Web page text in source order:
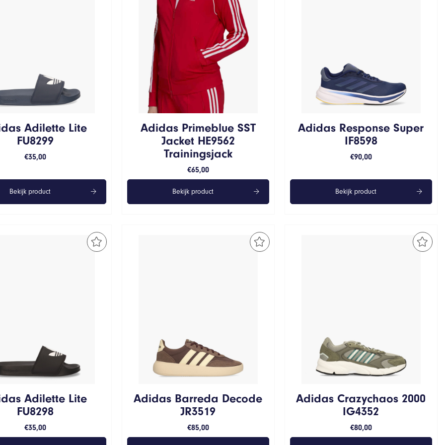
Adilette Lite
FU8299
€35,00
Bekijk product
Adidas Primeblue SST
Jacket HE9562
Trainingsjack
€65,00
Bekijk product
Adidas Response Super
IF8598
€90,00
Bekijk product
Adilette Lite
FU8298
€35,00
Adidas Barreda Decode
JR3519
€85,00
Adidas Crazychaos 2000
IG4352
€80,00